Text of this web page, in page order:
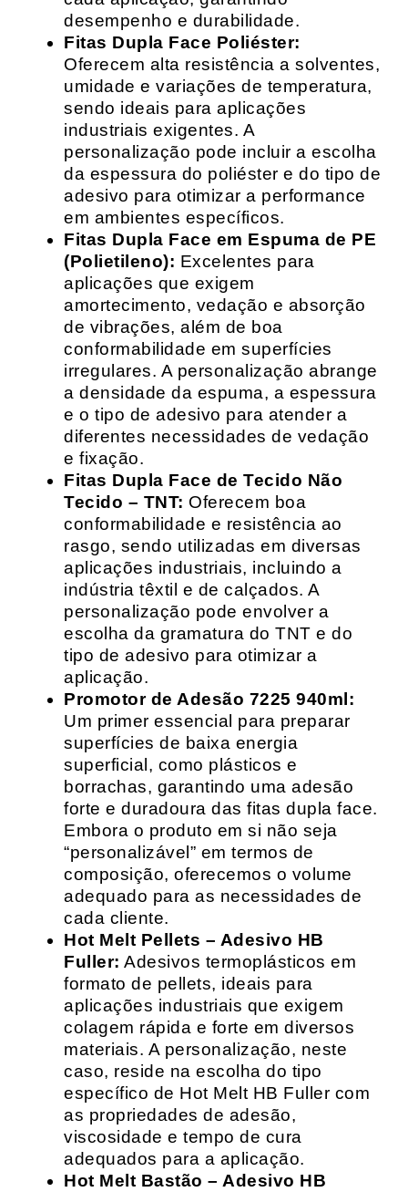
desempenho e durabilidade.
Fitas Dupla Face Poliéster:
Oferecem alta resistência a solventes,
umidade e variações de temperatura,
sendo ideais para aplicações
industriais exigentes. A
personalização pode incluir a escolha
da espessura do poliéster e do tipo de
adesivo para otimizar a performance
em ambientes específicos.
Fitas Dupla Face em Espuma de PE
(Polietileno): Excelentes para
aplicações que exigem
amortecimento, vedação e absorção
de vibrações, além de boa
conformabilidade em superfícies
irregulares. A personalização abrange
a densidade da espuma, a espessura
e o tipo de adesivo para atender a
diferentes necessidades de vedação
e fixação.
Fitas Dupla Face de Tecido Não
Tecido – TNT: Oferecem boa
conformabilidade e resistência ao
rasgo, sendo utilizadas em diversas
aplicações industriais, incluindo a
indústria têxtil e de calçados. A
personalização pode envolver a
escolha da gramatura do TNT e do
tipo de adesivo para otimizar a
aplicação.
Promotor de Adesão 7225 940ml:
Um primer essencial para preparar
superfícies de baixa energia
superficial, como plásticos e
borrachas, garantindo uma adesão
forte e duradoura das fitas dupla face.
Embora o produto em si não seja
“personalizável” em termos de
composição, oferecemos o volume
adequado para as necessidades de
cada cliente.
Hot Melt Pellets – Adesivo HB
Fuller: Adesivos termoplásticos em
formato de pellets, ideais para
aplicações industriais que exigem
colagem rápida e forte em diversos
materiais. A personalização, neste
caso, reside na escolha do tipo
específico de Hot Melt HB Fuller com
as propriedades de adesão,
viscosidade e tempo de cura
adequados para a aplicação.
Hot Melt Bastão – Adesivo HB